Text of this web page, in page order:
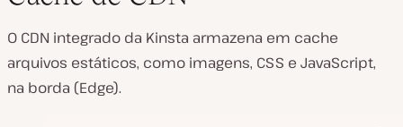
O CDN integrado da Kinsta armazena em cache
arquivos estáticos, como imagens, CSS e JavaScript,
na borda (Edge).